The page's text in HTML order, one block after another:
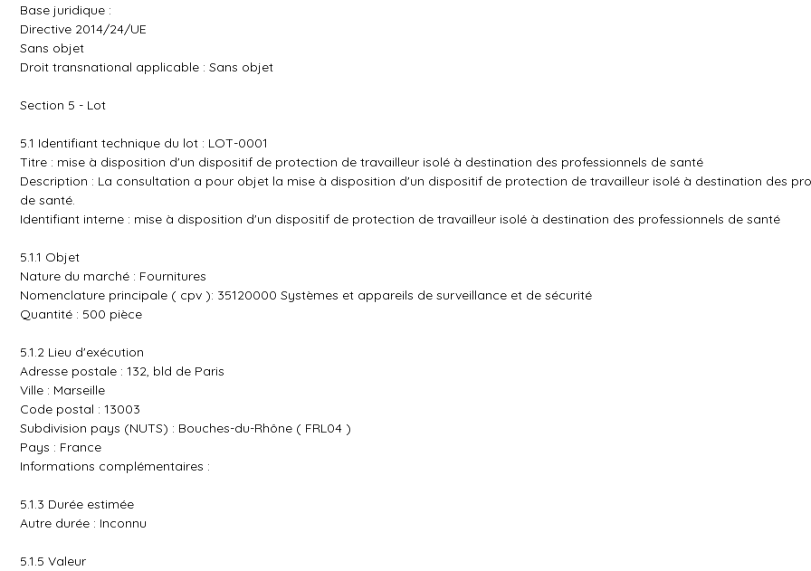
Base juridique :
Directive 2014/24/UE
Sans objet
Droit transnational applicable : Sans objet
Section 5 - Lot
5.1 Identifiant technique du lot : LOT-0001
Titre : mise à disposition d'un dispositif de protection de travailleur isolé à destination des professionnels de santé
Description : La consultation a pour objet la mise à disposition d'un dispositif de protection de travailleur isolé à destination des
de santé.
Identifiant interne : mise à disposition d'un dispositif de protection de travailleur isolé à destination des professionnels de santé
5.1.1 Objet
Nature du marché : Fournitures
Nomenclature principale ( cpv ): 35120000 Systèmes et appareils de surveillance et de sécurité
Quantité : 500 pièce
5.1.2 Lieu d'exécution
Adresse postale : 132, bld de Paris
Ville : Marseille
Code postal : 13003
Subdivision pays (NUTS) : Bouches-du-Rhône ( FRL04 )
Pays : France
Informations complémentaires :
5.1.3 Durée estimée
Autre durée : Inconnu
5.1.5 Valeur